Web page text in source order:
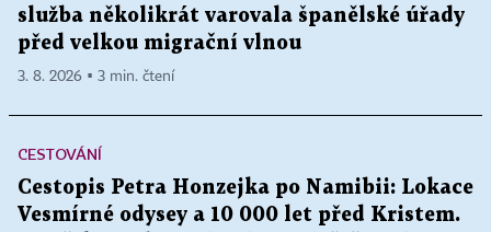
služba několikrát varovala španělské úřady
před velkou migrační vlnou
3. 8. 2026 ▪ 3 min. čtení
CESTOVÁNÍ
Cestopis Petra Honzejka po Namibii: Lokace
Vesmírné odysey a 10 000 let před Kristem.